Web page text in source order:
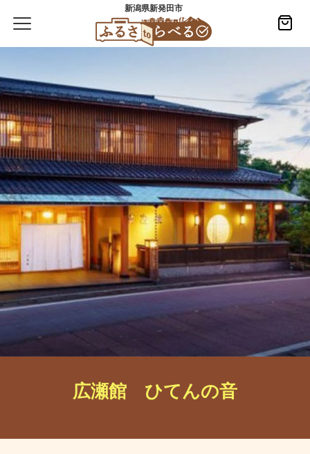
新潟県新発田市
広瀬館 ひてんの音